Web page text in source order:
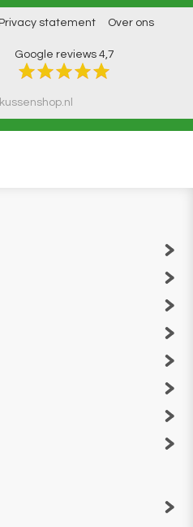
Privacy statement Over ons
Google reviews 4,7